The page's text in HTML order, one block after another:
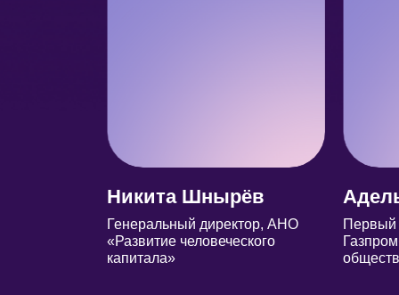
Первый
Генеральный директор, АНО
«Развитие человеческого
капитала»
Никита Шнырёв